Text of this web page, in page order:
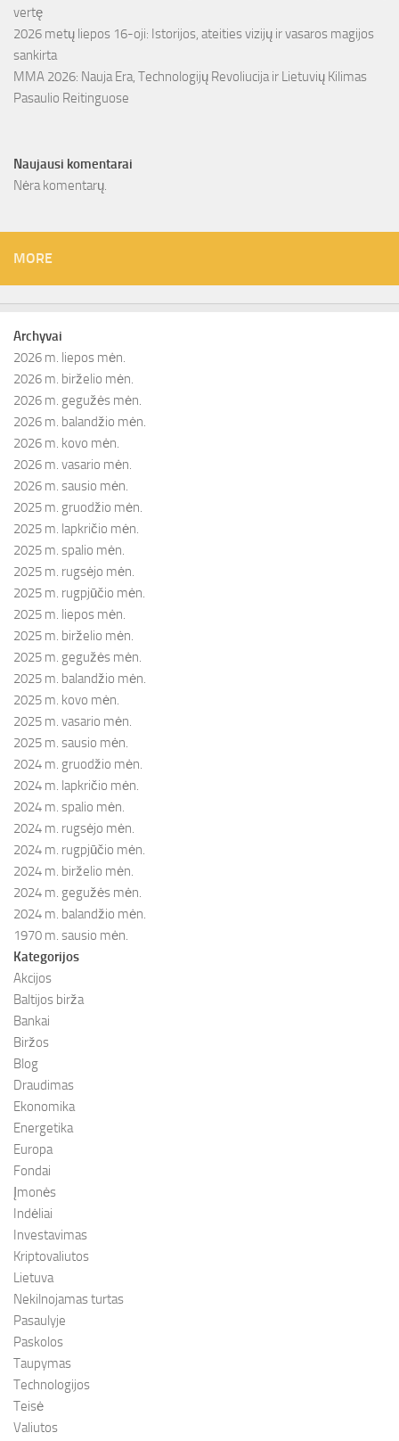
vertę
2026 metų liepos 16-oji: Istorijos, ateities vizijų ir vasaros magijos
sankirta
MMA 2026: Nauja Era, Technologijų Revoliucija ir Lietuvių Kilimas
Pasaulio Reitinguose
Naujausi komentarai
Nėra komentarų.
MORE
Archyvai
2026 m. liepos mėn.
2026 m. birželio mėn.
2026 m. gegužės mėn.
2026 m. balandžio mėn.
2026 m. kovo mėn.
2026 m. vasario mėn.
2026 m. sausio mėn.
2025 m. gruodžio mėn.
2025 m. lapkričio mėn.
2025 m. spalio mėn.
2025 m. rugsėjo mėn.
2025 m. rugpjūčio mėn.
2025 m. liepos mėn.
2025 m. birželio mėn.
2025 m. gegužės mėn.
2025 m. balandžio mėn.
2025 m. kovo mėn.
2025 m. vasario mėn.
2025 m. sausio mėn.
2024 m. gruodžio mėn.
2024 m. lapkričio mėn.
2024 m. spalio mėn.
2024 m. rugsėjo mėn.
2024 m. rugpjūčio mėn.
2024 m. birželio mėn.
2024 m. gegužės mėn.
2024 m. balandžio mėn.
1970 m. sausio mėn.
Kategorijos
Akcijos
Baltijos birža
Bankai
Biržos
Blog
Draudimas
Ekonomika
Energetika
Europa
Fondai
Įmonės
Indėliai
Investavimas
Kriptovaliutos
Lietuva
Nekilnojamas turtas
Pasaulyje
Paskolos
Taupymas
Technologijos
Teisė
Valiutos